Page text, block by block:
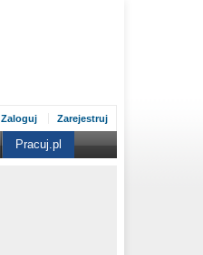
Zaloguj Zarejestruj
Pracuj.pl